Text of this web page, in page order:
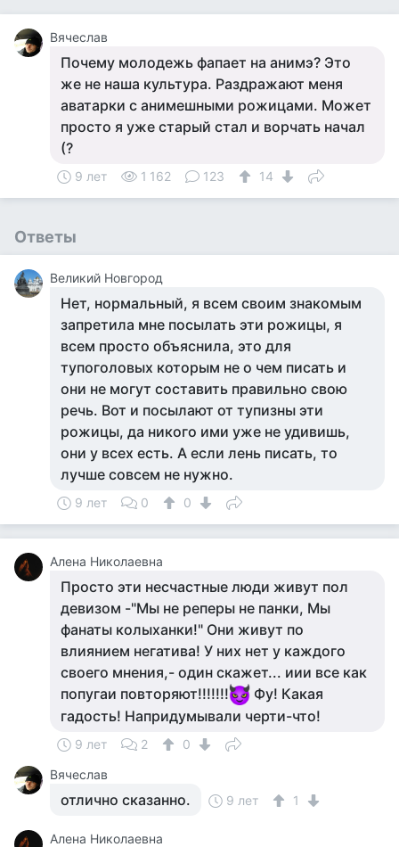
Вячеслав
Почему молодежь фапает на анимэ? Это
же не наша культура. Раздражают меня
аватарки с анимешными рожицами. Может
просто я уже старый стал и ворчать начал
(?
9 лет 1 162 123 14
Ответы
Великий Новгород
Нет, нормальный, я всем своим знакомым
запретила мне посылать эти рожицы, я
всем просто объяснила, это для
тупоголовых которым не о чем писать и
они не могут составить правильно свою
речь. Вот и посылают от тупизны эти
рожицы, да никого ими уже не удивишь,
они у всех есть. А если лень писать, то
лучше совсем не нужно.
9 лет 0 0
Алена Николаевна
Просто эти несчастные люди живут пол
девизом -"Мы не реперы не панки, Мы
фанаты колыханки!" Они живут по
влиянием негатива! У них нет у каждого
своего мнения,- один скажет... иии все как
попугаи повторяют!!!!!!!
Фу! Какая
гадость! Напридумывали черти-что!
9 лет 2
0
Вячеслав
отлично сказанно. 9 лет 1
Алена Николаевна